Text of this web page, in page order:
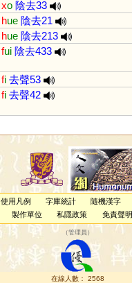
xo 陰去33
hue 陰去21
hue 陰去213
fui 陰去433
fi 去聲53
fi 去聲42
使用凡例 字庫統計 隨機漢字
製作單位 私隱政策 免責聲明
（管理員 ）
在線人數： 2568